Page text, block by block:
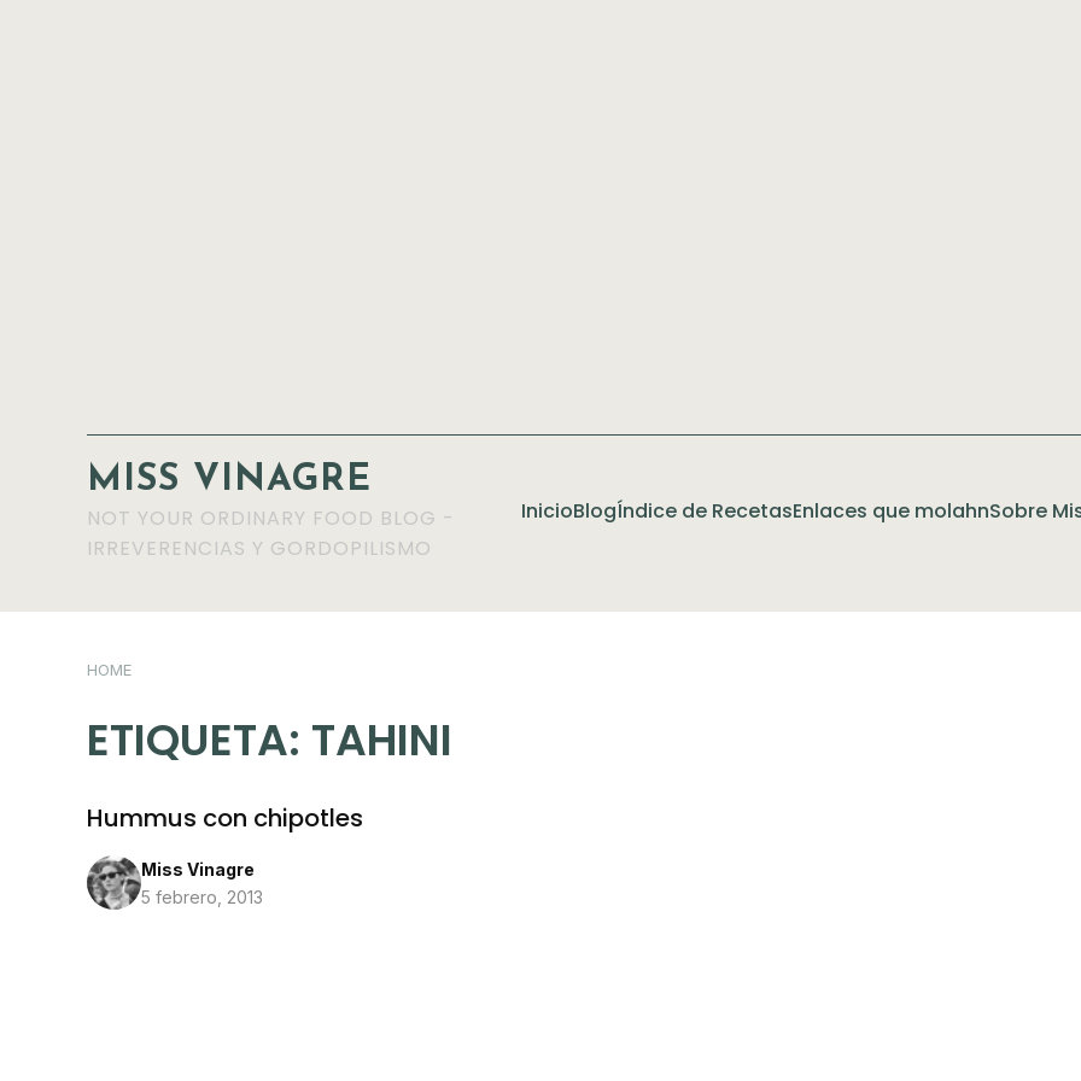
MISS VINAGRE
NOT YOUR ORDINARY FOOD BLOG -
IRREVERENCIAS Y GORDOPILISMO
InicioBlogÍndice de RecetasEnlaces que molahnSobre
HOME
ETIQUETA: TAHINI
Hummus con chipotles
Miss Vinagre
5 febrero, 2013